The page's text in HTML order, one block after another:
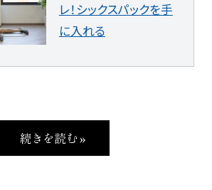
レ！シックスパックを手
に入れる
続きを読む »